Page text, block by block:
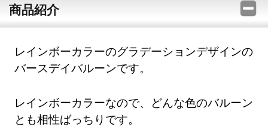
商品紹介
レインボーカラーのグラデーションデザインの
バースデイバルーンです。
レインボーカラーなので、どんな色のバルーン
とも相性ばっちりです。